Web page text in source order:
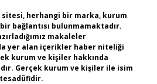
herhangi bir marka, kurum
bağlantısı bulunmamaktadır.
makaleler
yer alan içerikler haber niteliği
kurum ve kişiler hakkında
Gerçek kurum ve kişiler ile isim